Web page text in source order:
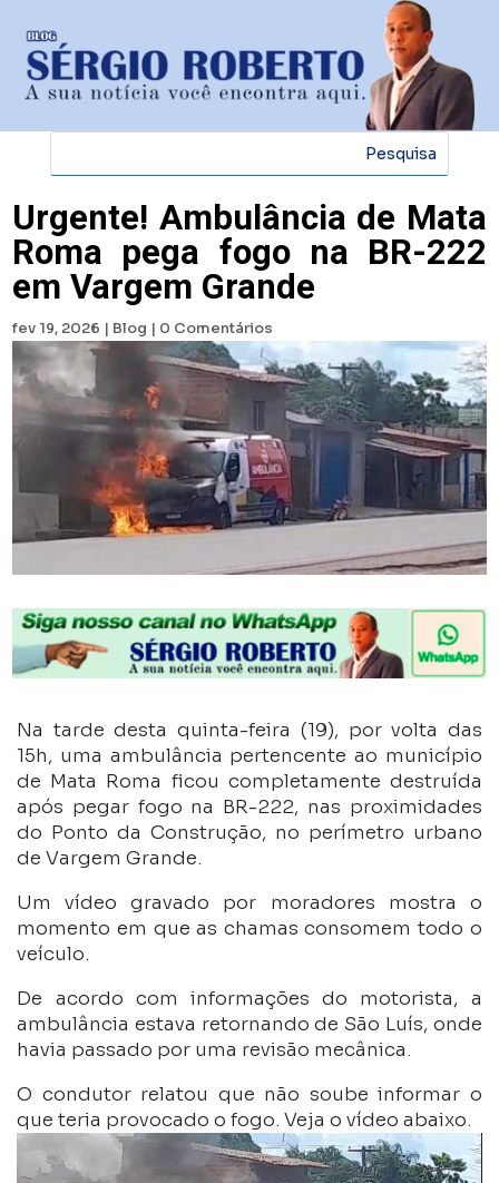
Urgente! Ambulância de Mata
Roma pega fogo na BR-222
em Vargem Grande
fev 19, 2026 | Blog | 0 Comentários
Na tarde desta quinta-feira (19), por volta das
15h, uma ambulância pertencente ao município
de Mata Roma ficou completamente destruída
após pegar fogo na BR-222, nas proximidades
do Ponto da Construção, no perímetro urbano
de Vargem Grande.
Um vídeo gravado por moradores mostra o
momento em que as chamas consomem todo o
veículo.
De acordo com informações do motorista, a
ambulância estava retornando de São Luís, onde
havia passado por uma revisão mecânica.
O condutor relatou que não soube informar o
que teria provocado o fogo. Veja o vídeo abaixo.
Tocador
de